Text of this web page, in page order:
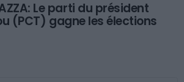
Le parti du président
(PCT) gagne les élections